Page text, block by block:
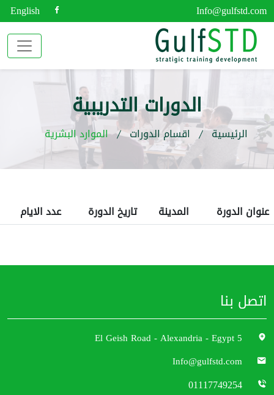
Info@gulfstd.com
English
الدورات التدريبية
الرئيسية اقسام الدورات الموارد البشرية
عنوان الدورة المدينة تاريخ الدورة عدد الايام
اتصل بنا
5 El Geish Road - Alexandria - Egypt
Info@gulfstd.com
01117749254